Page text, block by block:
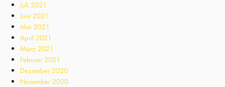
Juli 2021
Juni 2021
Mai 2021
April 2021
März 2021
Februar 2021
Dezember 2020
November 2020